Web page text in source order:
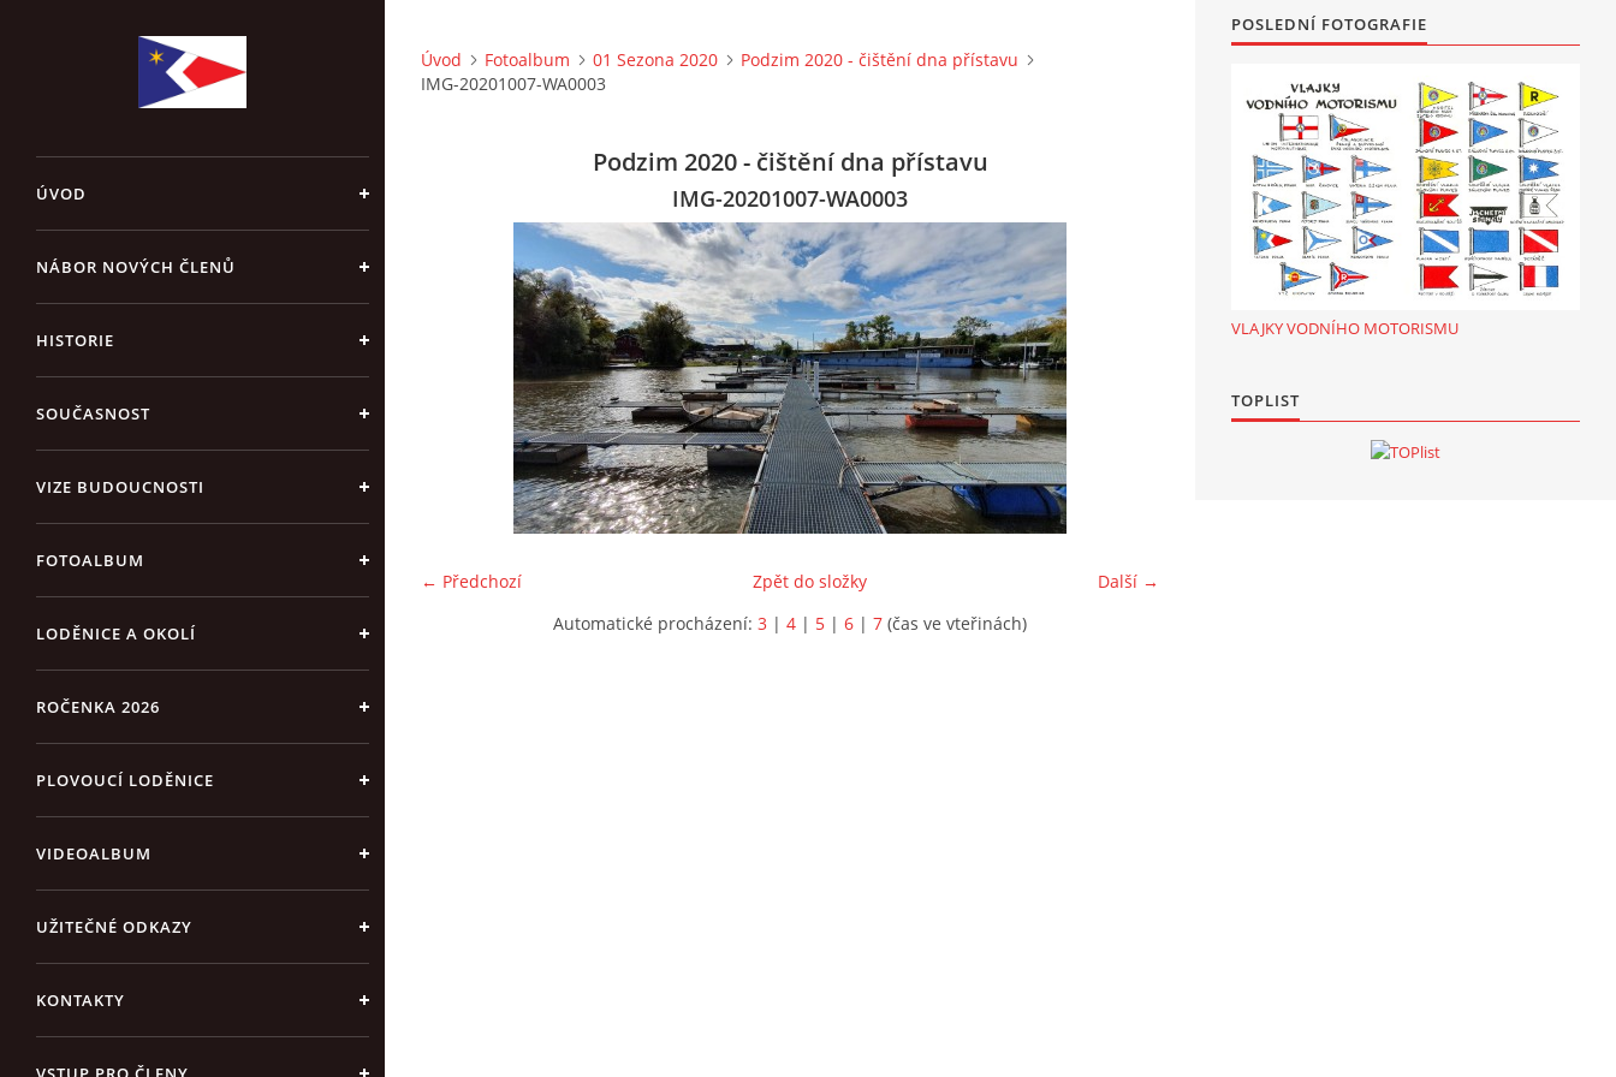
ÚVOD
NÁBOR NOVÝCH ČLENŮ
HISTORIE
SOUČASNOST
VIZE BUDOUCNOSTI
FOTOALBUM
LODĚNICE A OKOLÍ
ROČENKA 2026
PLOVOUCÍ LODĚNICE
VIDEOALBUM
UŽITEČNÉ ODKAZY
KONTAKTY
Úvod Fotoalbum 01 Sezona 2020
Podzim 2020 - čištění dna přístavu
IMG-20201007-WA0003
Podzim 2020 - čištění dna přístavu
IMG-20201007-WA0003
← Předchozí Další →
Zpět do složky
Automatické procházení: 3 | 4 | 5 | 6 | 7 (čas ve vteřinách)
POSLEDNÍ FOTOGRAFIE
VLAJKY VODNÍHO MOTORISMU
TOPLIST